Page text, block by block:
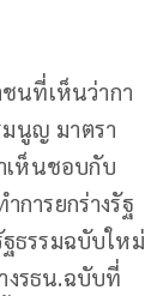
นที่เห็นว่ากา
มนูญ มาตรา
เห็นชอบกับ
การยกร่างรัฐ
ธรรมฉบับใหม่
งรธน.ฉบับที่